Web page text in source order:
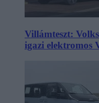
Villámteszt:
igazi elektromos